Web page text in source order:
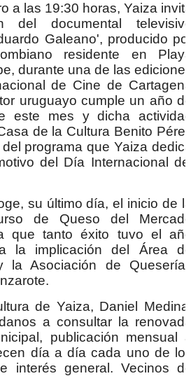
a las 19:30 horas, Yaiza
del documental
Galeano', producido
residente en
durante una de las
de Cine de
uruguayo cumple un año
este mes y dicha
de la Cultura Benito
programa que Yaiza
del Día Internacional
su último día, el inicio de
de Queso del
que tanto éxito tuvo el
la implicación del Área
la Asociación de
de Yaiza, Daniel
a consultar la
publicación mensual
día a día cada uno de
interés general. Vecinos